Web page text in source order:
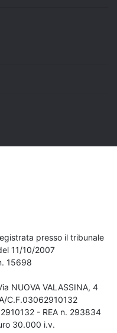
presso il tribunale
11/10/2007
15698
NUOVA VALASSINA, 4
C.F.03062910132
- REA n. 293834
30.000 i.v.